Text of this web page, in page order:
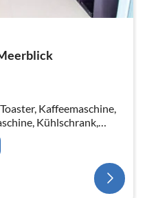
Kaffeemaschine,
Kühlschrank,
Esstisch,